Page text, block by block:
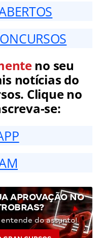
no seu
notícias do
Clique no
se:
APROVAÇÃO NO
do assunto!